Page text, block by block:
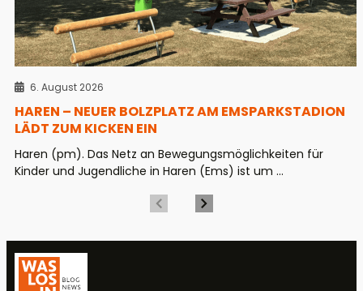
6. August 2026
HAREN – NEUER BOLZPLATZ AM EMSPARKSTADION
LÄDT ZUM KICKEN EIN
Haren (pm). Das Netz an Bewegungsmöglichkeiten für
Kinder und Jugendliche in Haren (Ems) ist um ...